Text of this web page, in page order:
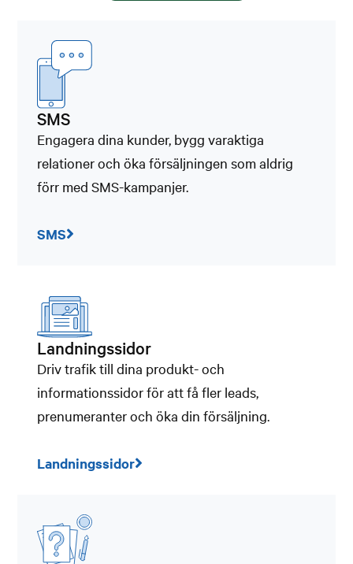
SMS
Engagera dina kunder, bygg varaktiga
relationer och öka försäljningen som aldrig
förr med SMS-kampanjer.
SMS
Landningssidor
Driv trafik till dina produkt- och
informationssidor för att få fler leads,
prenumeranter och öka din försäljning.
Landningssidor